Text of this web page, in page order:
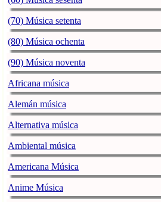
(70) Música setenta
(80) Música ochenta
(90) Música noventa
Africana música
Alemán música
Alternativa música
Ambiental música
Americana Música
Anime Música